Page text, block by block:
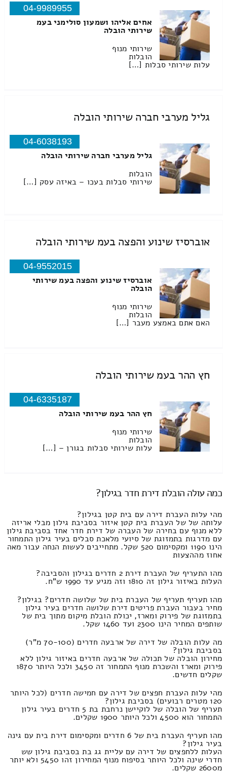
04-9989955
אחים אליהו ושמעון סולימני בעמ
שירותי הובלה
שירותי מנוף
הובלות
עלות שירותי סבלות […]
גליל מערבי חברה שירותי הובלה
04-6038193
גליל מערבי חברה שירותי הובלה
הובלות
שירותי סבלות בעכו – באיזה עסק […]
אוברסיז שינוע והפצה בעמ שירותי הובלה
04-9552015
אוברסיז שינוע והפצה בעמ שירותי
הובלה
שירותי מנוף
הובלות
האם אתם באמצע מעבר […]
חץ ההר בעמ שירותי הובלה
04-6335187
חץ ההר בעמ שירותי הובלה
שירותי מנוף
הובלות
עלות שירותי סבלות בגורן – […]
כמה עולה הובלת דירת חדר בגילון?
מהי עלות העברת דירה עם בית קטן בגילון?
עלותה של של העברת בית קטן איזור בסביבת גילון מבלי אריזה
ללא מנוף עם בחירה של העברה של דירת חדר אחד בסביבת גילון
עם מדרגות בתמזוגת של סיועי מלאכת סבלים בעיר גילון התמחור
הינו 1190 ומקסימום 520 שקל. מתחייבים לעשות הנחה עבור מאה
אחוז מההצעות
מהו התעריף של העברת דירת 2 חדרים בגילון והסביבה?
העלות באיזור גילון זה 1810 וזה מגיע עד 1990 ש"ח.
מהו תעריף תעריף של העברת בית של שלושה חדרים? בגילון?
מחיר בעבור העברת פריטים דירת שלושה חדרים בעיר גילון
בתמזוגת של פירוק ומארז, יכולת הובלת מיקום מתוך בית של
שותפים המחיר הינו 2300 ועד 1460 שקל.
מה עלות הובלה של דירה של ארבעה חדרים (70-100 מ"ר)
בסביבת גילון?
מחירון הובלה של תכולה של ארבעה חדרים באיזור גילון ללא
פירוק ומארז והשכרת מנוף התמחור זה 3450 ולכל היותר 1870
שקלים חדשים.
מהי עלות העברת חפצים של דירה עם חמישה חדרים (לכל היותר
120 מטרים רבועים) בסביבת גילון?
תעריף של הובלה של לוקיישן נרחבת בת 5 חדרים בעיר גילון
התמחור הוא 4500 ולכל היותר 1900 שקלים.
מהו תעריף העברת בית של 6 חדרים ומקסימום דירת בית עם גינה
בעיר גילון?
העלות ללחפצים של דירה עם עליית גג בת בסביבת גילון שש
חדרי שינה ולכל היותר בסיפוח מנוף המחירון זהו 5450 ולא יותר
מ2600 שקלים.